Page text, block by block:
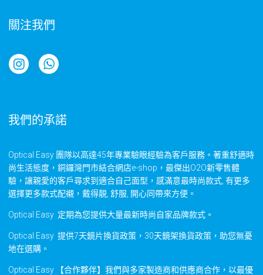
關注我們
我們的承諾
Optical Easy 團隊以高達45年專業驗眼經驗為客戶服務。著重舒適時
尚生活態度，銅鑼灣門市結合網店e-shop，最傑出O2O新零售體
驗，讓親愛的客戶尋求到適合自己面型，感滿意最時尚款式, 有更多
選擇更多款式配襯，戴得靚, 舒服, 開心同帶來方便。
Optical Easy 定期為您提供大量最新時尚自家品牌款式。
Optical Easy 提供7天鏡片換貨政策，30天鏡架換貨政策，助您無憂
地在選購。
Optical Easy 【合作夥伴】我們與多家製造商和供應商合作，以最優